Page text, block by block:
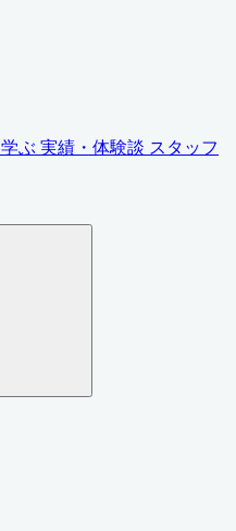
学ぶ 実績・体験談 スタッフ